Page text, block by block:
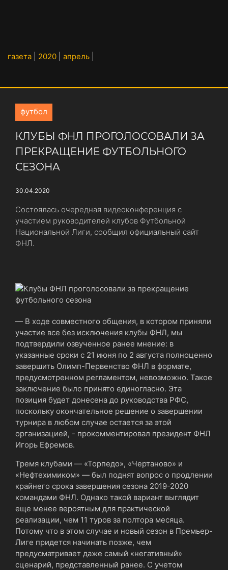
газета 2020 апрель
футбол
КЛУБЫ ФНЛ ПРОГОЛОСОВАЛИ ЗА
ПРЕКРАЩЕНИЕ ФУТБОЛЬНОГО
СЕЗОНА
30.04.2020
Состоялась очередная видеоконференция с
участием руководителей клубов Футбольной
Национальной Лиги, сообщил официальный сайт
ФНЛ.
― В ходе совместного общения, в котором приняли
участие все без исключения клубы ФНЛ, мы
подтвердили озвученное ранее мнение: в
указанные сроки с 21 июня по 2 августа полноценно
завершить Олимп-Первенство ФНЛ в формате,
предусмотренном регламентом, невозможно. Такое
заключение было принято единогласно. Эта
позиция будет донесена до руководства РФС,
поскольку окончательное решение о завершении
турнира в любом случае остается за этой
организацией, - прокомментировал президент ФНЛ
Игорь Ефремов.
Тремя клубами ― «Торпедо», «Чертаново» и
«Нефтехимиком» ― был поднят вопрос о продлении
крайнего срока завершения сезона 2019-2020
командами ФНЛ. Однако такой вариант выглядит
еще менее вероятным для практической
реализации, чем 11 туров за полтора месяца.
Потому что в этом случае и новый сезон в Премьер-
Лиге придется начинать позже, чем
предусматривает даже самый «негативный»
сценарий, представленный ранее. С учетом